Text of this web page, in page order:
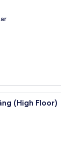
Ett
(High Floor)